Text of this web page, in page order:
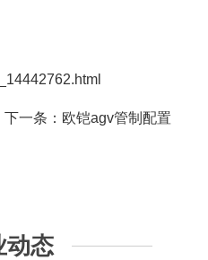
一条： 欧铠agv管制配置
动态